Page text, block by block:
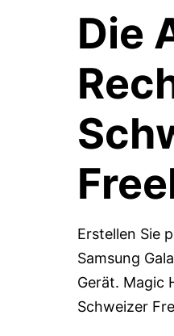
Die
Erstellen Sie
Samsung
Gerät. Magic
Schweizer